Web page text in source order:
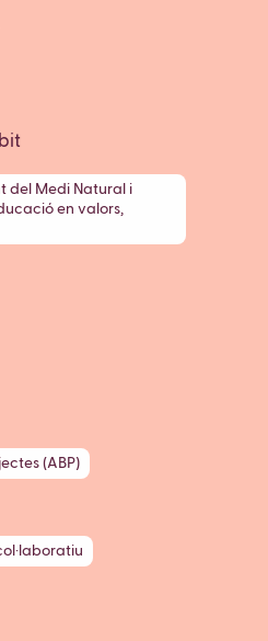
del Medi Natural i
en valors,
(ABP)